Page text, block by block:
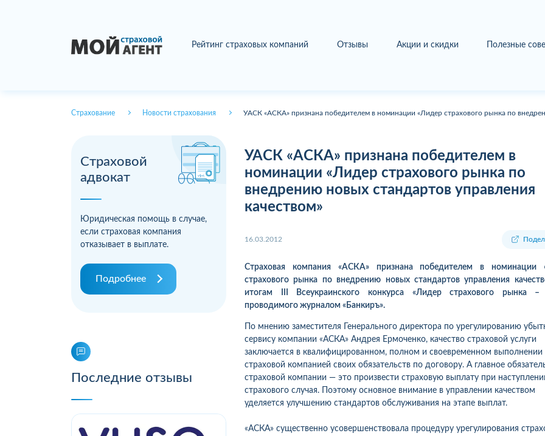
Рейтинг страховых компаний Отзывы Акции и скидки Полезные
Страхование Новости страхования УАСК «АСКА» признана победителем в номинации «Лидер страхового рынка по
Страховой
адвокат
Юридическая помощь в случае,
если страховая компания
отказывает в выплате.
Подробнее
Последние отзывы
УАСК «АСКА» признана победителем в
номинации «Лидер страхового рынка по
внедрению новых стандартов управления
качеством»
16.03.2012
Страховая компания «АСКА» признана победителем в номинации
страхового рынка по внедрению новых стандартов управления
итогам ІII Всеукраинского конкурса «Лидер страхового рынка –
проводимого журналом «Банкиръ».
По мнению заместителя Генерального директора по урегулированию
сервису компании «АСКА» Андрея Ермоченко, качество страховой услуги
заключается в квалифицированном, полном и своевременном выполнении
страховой компанией своих обязательств по договору. А главное
страховой компании — это произвести страховую выплату при
страхового случая. Поэтому основное внимание в управлении качеством
уделяется улучшению стандартов обслуживания на этапе выплат.
«АСКА» существенно усовершенствовала процедуру урегулирования